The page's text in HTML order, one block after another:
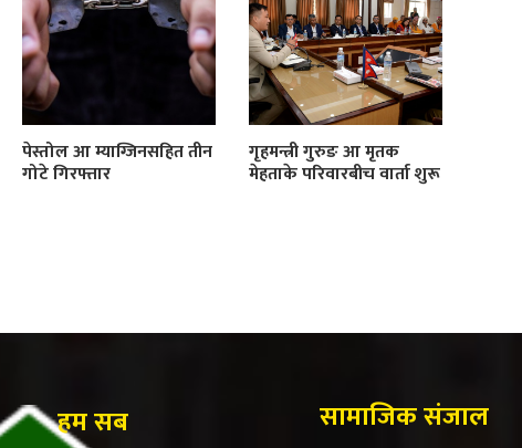
पेस्तोल आ म्याग्जिनसहित तीन
गोटे गिरफ्तार
गृहमन्त्री गुरुङ आ मृतक
मेहताके परिवारबीच वार्ता शुरू
हम सब सामाजिक संजाल